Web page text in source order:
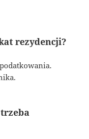
rezydencji?